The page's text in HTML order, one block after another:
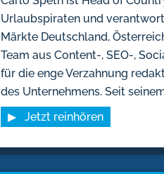
Urlaubspiraten und
Märkte Deutschland,
Team aus Content-, SEO-,
für die enge Verzahnung
des Unternehmens. Seit
▶ Jetzt reinhören